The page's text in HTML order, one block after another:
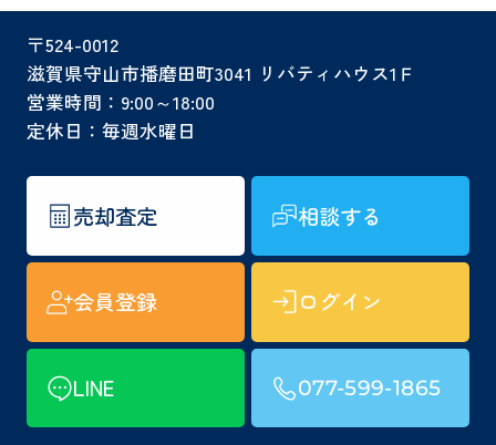
〒524-0012
滋賀県守山市播磨田町3041 リバティハウス1Ｆ
営業時間：9:00～18:00
定休日：毎週水曜日
売却査定 相談する
会員登録 ログイン
LINE 077-599-1865